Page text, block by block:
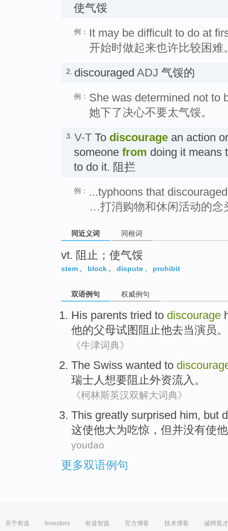
使气馁
例：
It may be difficult to do at
开始时做起来也许比较困
2. discouraged ADJ 气馁的
例： She was determined not to
她下了决心不要太气馁。
3. V-T To discourage an action
someone from doing it means
to do it. 阻拦
例：
...typhoons that
…打消购物和休闲活动的念
同近义词 同根词
vt. 阻止；使气馁
stem , block , dispute , prohibit
双语例句 权威例句
His parents tried to discourage
他的父母试图 阻止他去当演员。
《牛津词典》
The Swiss wanted to
瑞士人想要阻止外资流入 。
《柯林斯英汉双解大词典》
This greatly surprised him, but
这使他大为吃惊， 但并没有使
youdao
更多双语例句
关于有道 Investors 有道智选 官方博客 技术博客 诚聘英才